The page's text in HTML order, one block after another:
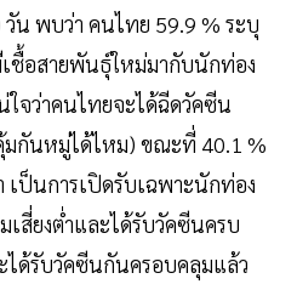
น พบว่า คนไทย 59.9 % ระบุ
เชื้อสายพันธุ์ใหม่มากับนักท่อง
ใจว่าคนไทยจะได้ฉีดวัคซีน
มกันหมู่ได้ไหม) ขณะที่ 40.1 %
เป็นการเปิดรับเฉพาะนักท่อง
เสี่ยงต่ำและได้รับวัคซีนครบ
ด้รับวัคซีนกันครอบคลุมแล้ว